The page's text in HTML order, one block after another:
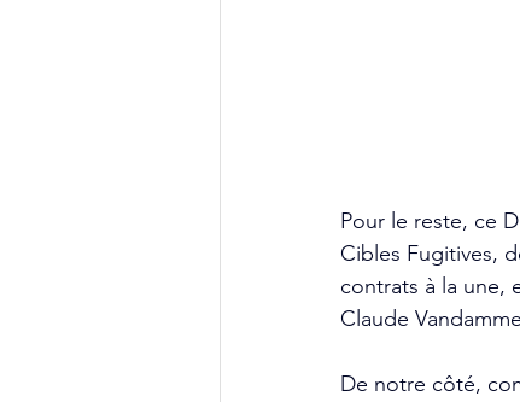
Pour le reste, ce
Cibles Fugitives,
contrats à la une,
Claude
De notre côté,